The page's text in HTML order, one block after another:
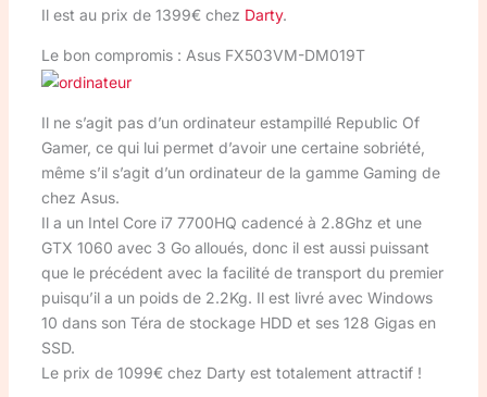
Il est au prix de 1399€ chez Darty.
Le bon compromis : Asus FX503VM-DM019T
Il ne s’agit pas d’un ordinateur estampillé Republic Of
Gamer, ce qui lui permet d’avoir une certaine sobriété,
même s’il s’agit d’un ordinateur de la gamme Gaming de
chez Asus.
Il a un Intel Core i7 7700HQ cadencé à 2.8Ghz et une
GTX 1060 avec 3 Go alloués, donc il est aussi puissant
que le précédent avec la facilité de transport du premier
puisqu’il a un poids de 2.2Kg. Il est livré avec Windows
10 dans son Téra de stockage HDD et ses 128 Gigas en
SSD.
Le prix de 1099€ chez Darty est totalement attractif !